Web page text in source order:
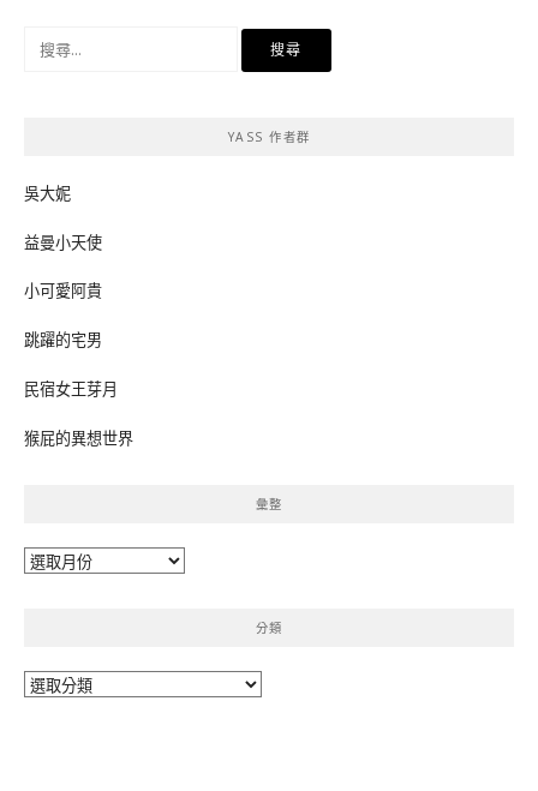
YASS 作者群
吳大妮
益曼小天使
小可愛阿貴
跳躍的宅男
民宿女王芽月
猴屁的異想世界
彙整
彙
分類
分